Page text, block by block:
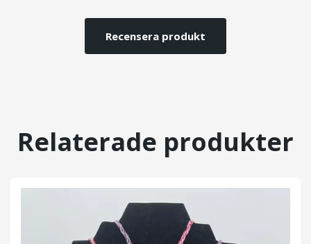
Recensera produkt
Relaterade produkter